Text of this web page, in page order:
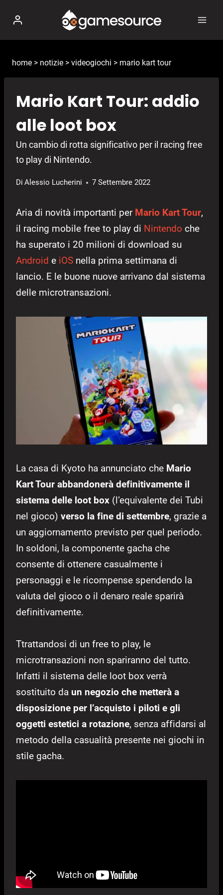
contenuto
home > notizie > videogiochi > mario kart tour
Mario Kart Tour: addio
alle loot box
Un cambio di rotta significativo per il racing free
to play di Nintendo.
Di Alessio Lucherini 7 Settembre 2022
Aria di novità importanti per Mario Kart Tour,
il racing mobile free to play di Nintendo che
ha superato i 20 milioni di download su
Android e iOS nella prima settimana di
lancio. E le buone nuove arrivano dal sistema
delle microtransazioni.
La casa di Kyoto ha annunciato che Mario
Kart Tour abbandonerà definitivamente il
sistema delle loot box (l’equivalente dei Tubi
nel gioco) verso la fine di settembre, grazie a
un aggiornamento previsto per quel periodo.
In soldoni, la componente gacha che
consente di ottenere casualmente i
personaggi e le ricompense spendendo la
valuta del gioco o il denaro reale sparirà
definitivamente.
Ttrattandosi di un free to play, le
microtransazioni non spariranno del tutto.
Infatti il sistema delle loot box verrà
sostituito da un negozio che metterà a
disposizione per l’acquisto i piloti e gli
oggetti estetici a rotazione, senza affidarsi al
metodo della casualità presente nei giochi in
stile gacha.